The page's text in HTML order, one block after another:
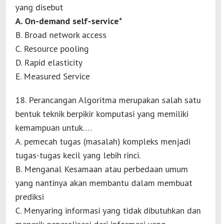
yang disebut
A. On-demand self-service*
B. Broad network access
C. Resource pooling
D. Rapid elasticity
E. Measured Service
18. Perancangan Algoritma merupakan salah satu
bentuk teknik berpikir komputasi yang memiliki
kemampuan untuk….
A. pemecah tugas (masalah) kompleks menjadi
tugas-tugas kecil yang lebih rinci.
B. Menganal Kesamaan atau perbedaan umum
yang nantinya akan membantu dalam membuat
prediksi
C. Menyaring informasi yang tidak dibutuhkan dan